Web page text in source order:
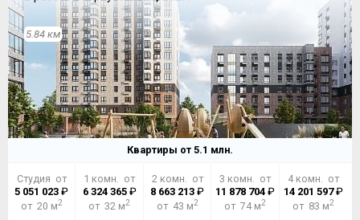
5.84 км
Квартиры от 5.1 млн.
Студия от
5 051 023 ₽
от 20 м2
1 комн. от
6 324 365₽
от 32 м2
2 комн. от
8 663 213 ₽
от 43 м2
3 комн. от
11 878 704 ₽
от 74 м2
4 комн. от
14 201 597₽
от 83 м2